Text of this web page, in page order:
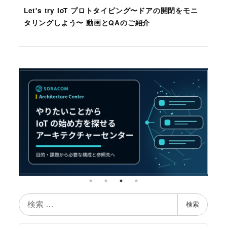
Let's try IoT プロトタイピング〜ドアの開閉をモニ
タリングしよう〜 動画とQAのご紹介
検
索
検索